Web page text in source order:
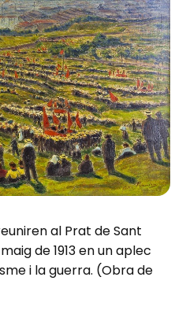
al Prat de Sant
de 1913 en un aplec
i la guerra. (Obra de